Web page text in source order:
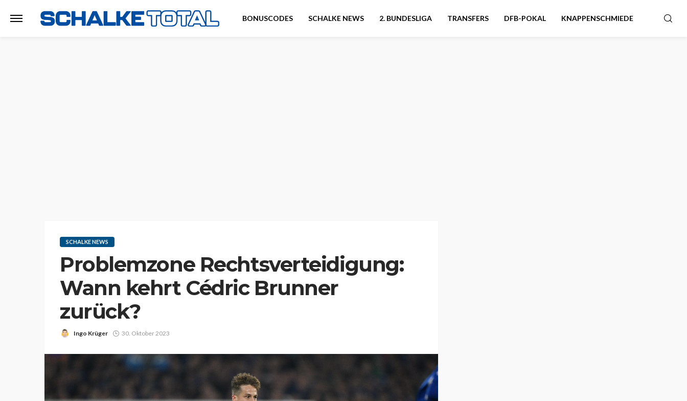
BONUSCODES SCHALKE NEWS 2. BUNDESLIGA TRANSFERS DFB-POKAL KNAPPENSCHMIEDE
SCHALKE NEWS
Problemzone Rechtsverteidigung:
Wann kehrt Cédric Brunner
zurück?
Ingo Krüger 30. Oktober 2023